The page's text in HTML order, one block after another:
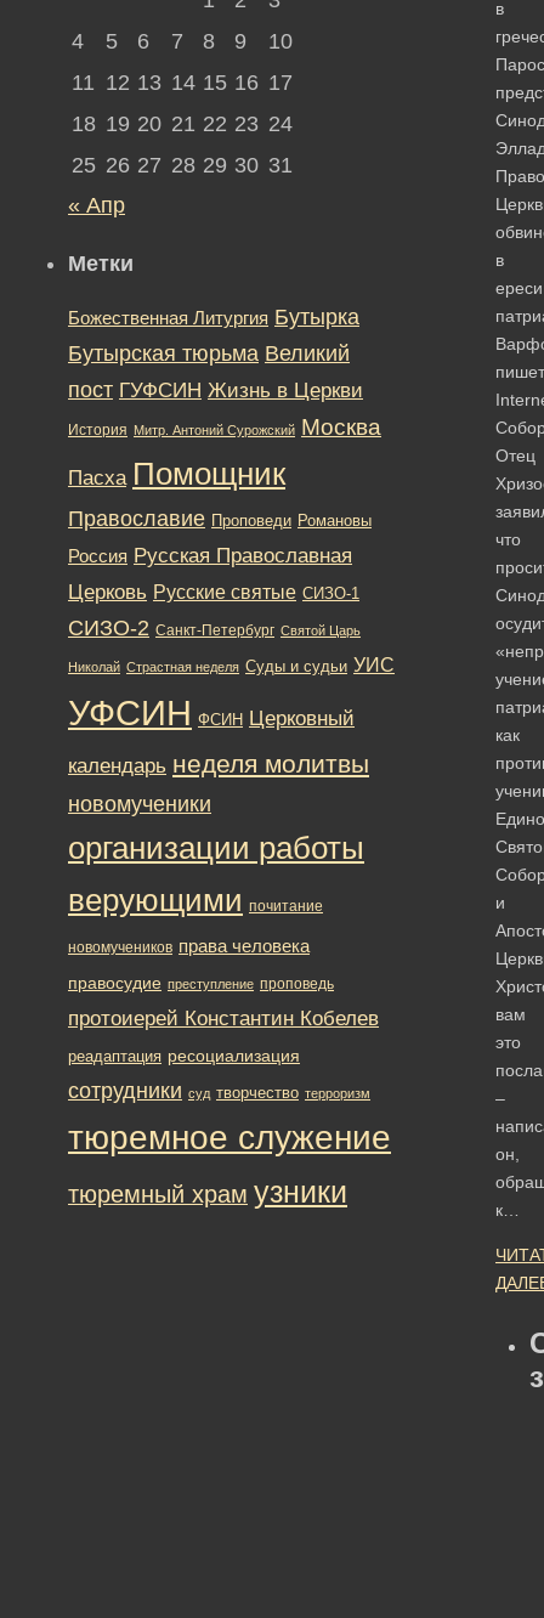
в
в
ереси
пишет
Отец
что
как
и
вам
это
–
он,
к…
4
5 6 7 8 9
10
11 12 13 14 15 16 17
18 19 20 21 22 23 24
25 26 27 28 29 30 31
« Апр
Метки
Божественная Литургия Бутырка
Бутырская тюрьма Великий
пост ГУФСИН Жизнь в Церкви
История Митр. Антоний Сурожский Москва
Пасха Помощник
Православие Проповеди Романовы
Россия Русская Православная
Церковь Русские святые СИЗО-1
СИЗО-2 Санкт-Петербург Святой Царь
Николай Страстная неделя Суды и судьи УИС
УФСИН ФСИН Церковный
календарь неделя молитвы
новомученики
организации работы
верующими почитание
новомучеников права человека
правосудие преступление проповедь
протоиерей Константин Кобелев
реадаптация ресоциализация
сотрудники суд творчество терроризм
тюремное служение
тюремный храм узники